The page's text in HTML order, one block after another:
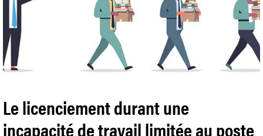
Le licenciement durant une
incapacité de travail limitée au poste